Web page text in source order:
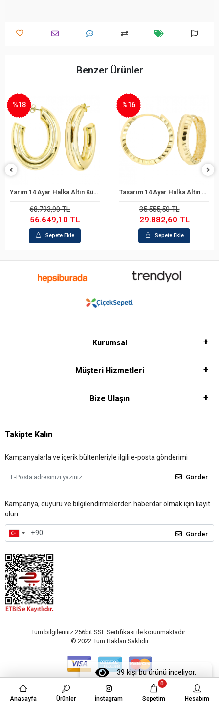
39 kişi bu ürünü inceliyor.
Benzer Ürünler
Sepete Ekle
Yarım 14 Ayar Halka Altın Küpe
%18
68.793,90 TL
56.649,10 TL
Sepete Ekle
Sepete Ekle
Tasarım 14 Ayar Halka Altın Küpe
%16
35.555,50 TL
29.882,60 TL
Sepete Ekle
Kurumsal
Müşteri Hizmetleri
Bize Ulaşın
Takipte Kalın
Kampanyalarla ve içerik bültenleriyle ilgili e-posta gönderimi
Gönder
Kampanya, duyuru ve bilgilendirmelerden haberdar olmak için kayıt
olun.
Gönder
Tüm bilgileriniz 256bit SSL Sertifikası ile korunmaktadır.
© 2022 Tüm Hakları Saklıdır
Anasayfa Ürünler İnstagram Sepetim
0
Hesabım